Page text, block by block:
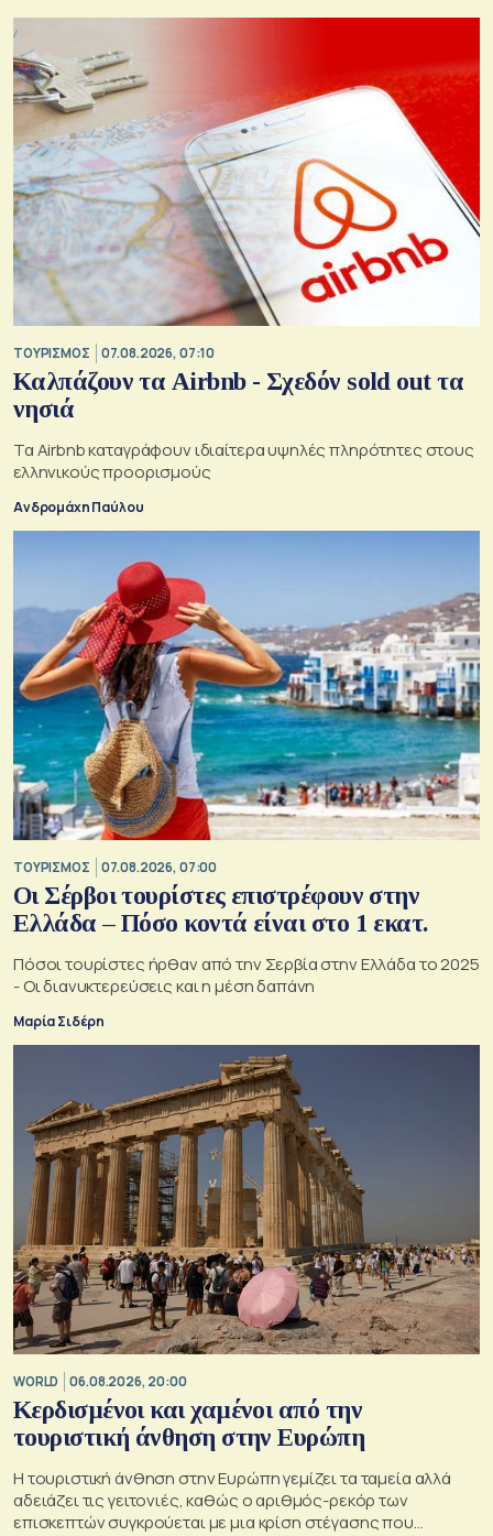
ΤΟΥΡΙΣΜΟΣ 07.08.2026, 07:10
Καλπάζουν τα Airbnb - Σχεδόν sold out τα
νησιά
Τα Airbnb καταγράφουν ιδιαίτερα υψηλές πληρότητες στους
ελληνικούς προορισμούς
Ανδρομάχη Παύλου
ΤΟΥΡΙΣΜΟΣ 07.08.2026, 07:00
Οι Σέρβοι τουρίστες επιστρέφουν στην
Ελλάδα – Πόσο κοντά είναι στο 1 εκατ.
Πόσοι τουρίστες ήρθαν από την Σερβία στην Ελλάδα το 2025
- Οι διανυκτερεύσεις και η μέση δαπάνη
Μαρία Σιδέρη
WORLD 06.08.2026, 20:00
Κερδισμένοι και χαμένοι από την
τουριστική άνθηση στην Ευρώπη
Η τουριστική άνθηση στην Ευρώπη γεμίζει τα ταμεία αλλά
αδειάζει τις γειτονιές, καθώς ο αριθμός-ρεκόρ των
επισκεπτών συγκρούεται με μια κρίση στέγασης που